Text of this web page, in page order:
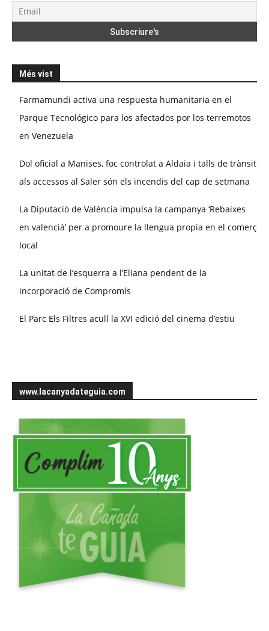
Més vist
Farmamundi activa una respuesta humanitaria en el
Parque Tecnológico para los afectados por los terremotos
en Venezuela
Dol oficial a Manises, foc controlat a Aldaia i talls de trànsit
als accessos al Saler són els incendis del cap de setmana
La Diputació de València impulsa la campanya ‘Rebaixes
en valencià’ per a promoure la llengua propia en el comerç
local
La unitat de l’esquerra a l’Eliana pendent de la
incorporació de Compromís
El Parc Els Filtres acull la XVI edició del cinema d’estiu
www.lacanyadateguia.com